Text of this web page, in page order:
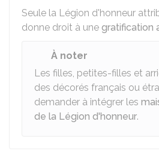
Seule la Légion d'honneur
donne droit à une gratification
À noter
Les filles, petites-filles et
des décorés français ou
demander à intégrer les
de la Légion d'honneur.